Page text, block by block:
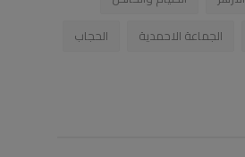
الجماعة الاحمدية الحجاب